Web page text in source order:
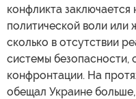
конфликта заключается
политической воли или
сколько в отсутствии
системы безопасности,
конфронтации. На
обещал Украине